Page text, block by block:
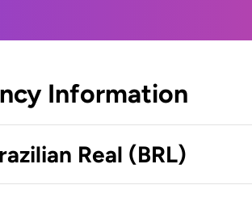
Information
Real (BRL)